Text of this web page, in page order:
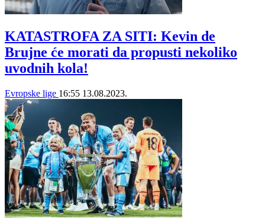
KATASTROFA ZA SITI: Kevin de
Brujne će morati da propusti nekoliko
uvodnih kola!
Evropske lige 16:55 13.08.2023.